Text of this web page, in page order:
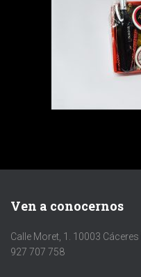
Ven a conocernos
Calle Moret, 1. 10003 Cáceres
927 707 758